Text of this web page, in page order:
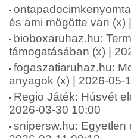
és ami mögötte van (x)
bioboxaruhaz.hu:
támogatásában (x) |
fogaszatiaruhaz.hu:
anyagok (x) | 2026-05-
Regio Játék: Húsvét
2026-03-30 10:00
snipersw.hu: